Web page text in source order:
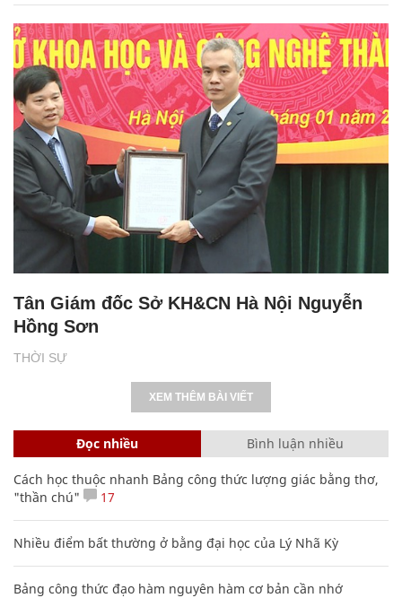
THỜI SỰ
Tân Giám đốc Sở KH&CN Hà Nội Nguyễn
Hồng Sơn
XEM THÊM BÀI VIẾT
Đọc nhiều Bình luận nhiều
Cách học thuộc nhanh Bảng công thức lượng giác bằng thơ,
"thần chú"
17
Nhiều điểm bất thường ở bằng đại học của Lý Nhã Kỳ
Bảng công thức đạo hàm nguyên hàm cơ bản cần nhớ